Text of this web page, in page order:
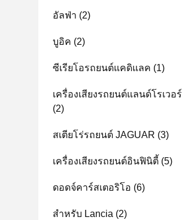
อัลฟ่า (2)
บูอิค (2)
ซีเรียโอรถยนต์แคดิแลค (1)
เครื่องเสียงรถยนต์แลนด์โรเวอร์
(2)
สเตียโร่รถยนต์ JAGUAR (3)
เครื่องเสียงรถยนต์อินฟินิตี้ (5)
ดอดจ์คาร์สเตอริโอ (6)
สําหรับ Lancia (2)